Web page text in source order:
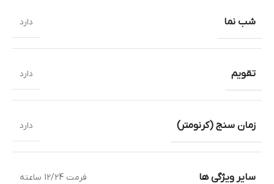
شب نما دارد
تقویم دارد
زمان سنج (کرنومتر) دارد
سایر ویژگی ها فرمت 12/24 ساعته